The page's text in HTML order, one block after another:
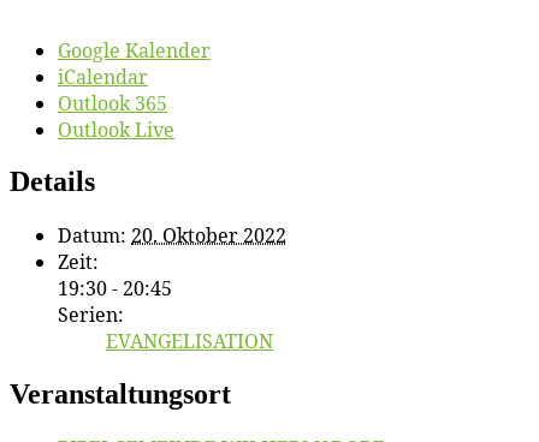
Google Kalender
iCalendar
Outlook 365
Outlook Live
Details
Datum: 20. Oktober 2022
Zeit:
19:30 - 20:45
Serien:
EVANGELISATION
Veranstaltungsort